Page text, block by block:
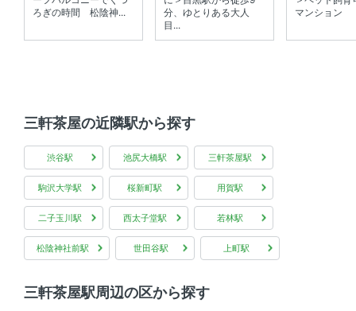
インクローゼット
共用部
インターネット無料
ろぎの時間 松陰神...
分、ゆとりある大人
目...
マンション
三軒茶屋の近隣駅から探す
渋谷駅 池尻大橋駅 三軒茶屋駅
駒沢大学駅 桜新町駅 用賀駅
二子玉川駅 西太子堂駅 若林駅
松陰神社前駅 世田谷駅 上町駅
三軒茶屋駅周辺の区から探す